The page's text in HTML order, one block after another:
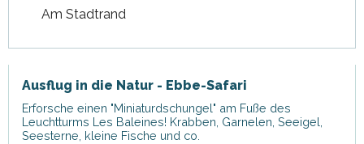
Am Stadtrand
Ausflug in die Natur - Ebbe-Safari
Erforsche einen "Miniaturdschungel" am Fuße des
Leuchtturms Les Baleines! Krabben, Garnelen, Seeigel,
Seesterne, kleine Fische und co.